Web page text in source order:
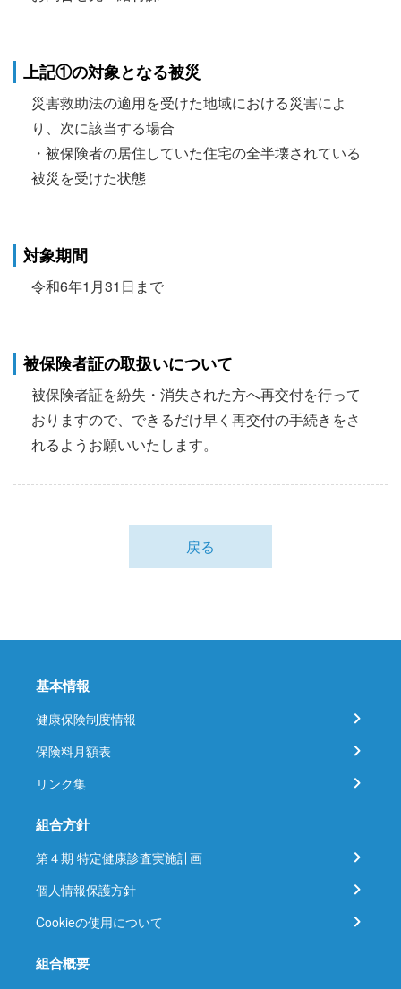
上記①の対象となる被災
災害救助法の適用を受けた地域における災害によ
り、次に該当する場合
・被保険者の居住していた住宅の全半壊されている
被災を受けた状態
対象期間
令和6年1月31日まで
被保険者証の取扱いについて
被保険者証を紛失・消失された方へ再交付を行って
おりますので、できるだけ早く再交付の手続きをさ
れるようお願いいたします。
戻る
基本情報
健康保険制度情報
保険料月額表
リンク集
組合方針
第４期 特定健康診査実施計画
個人情報保護方針
Cookieの使用について
組合概要